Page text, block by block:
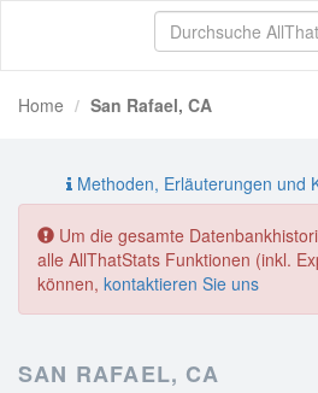
Home San Rafael, CA
Methoden, Erläuterungen und
Um die gesamte
alle AllThatStats Funktionen (inkl.
können, kontaktieren Sie uns
SAN RAFAEL, CA